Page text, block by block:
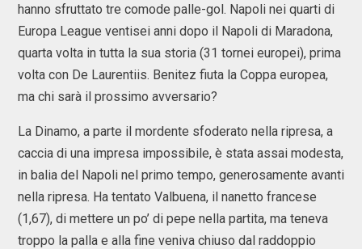
hanno sfruttato tre comode palle-gol. Napoli nei quarti di
Europa League ventisei anni dopo il Napoli di Maradona,
quarta volta in tutta la sua storia (31 tornei europei), prima
volta con De Laurentiis. Benitez fiuta la Coppa europea,
ma chi sarà il prossimo avversario?
La Dinamo, a parte il mordente sfoderato nella ripresa, a
caccia di una impresa impossibile, è stata assai modesta,
in balia del Napoli nel primo tempo, generosamente avanti
nella ripresa. Ha tentato Valbuena, il nanetto francese
(1,67), di mettere un po’ di pepe nella partita, ma teneva
troppo la palla e alla fine veniva chiuso dal raddoppio